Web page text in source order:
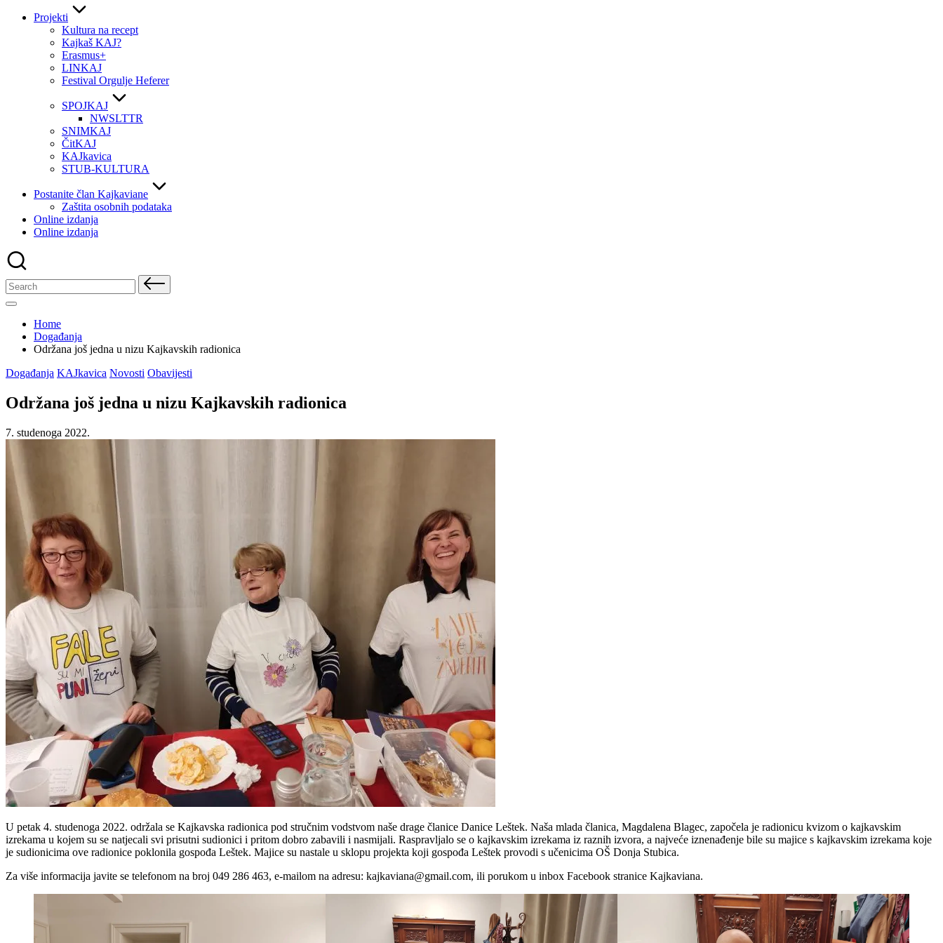
Projekti
Kultura na recept
Kajkaš KAJ?
Erasmus+
LINKAJ
Festival Orgulje Heferer
SPOJKAJ
NWSLTTR
SNIMKAJ
ČitKAJ
KAJkavica
STUB-KULTURA
Postanite član Kajkaviane
Zaštita osobnih podataka
Online izdanja
Online izdanja
Search
for:
Home
Događanja
Održana još jedna u nizu Kajkavskih radionica
Posted
Događanja KAJkavica Novosti Obavijesti
Održana još jedna u nizu Kajkavskih radionica
7. studenoga 2022.
U petak 4. studenoga 2022. održala se Kajkavska radionica pod stručnim vodstvom naše drage članice Danice Leštek. Naša mlada članica, Magdalena Blagec, započela je radionicu kvizom o kajkavskim
izrekama u kojem su se natjecali svi prisutni sudionici i pritom dobro zabavili i nasmijali. Raspravljalo se o kajkavskim izrekama iz raznih izvora, a najveće iznenađenje bile su majice s kajkavskim izrekama koje
je sudionicima ove radionice poklonila gospođa Leštek. Majice su nastale u sklopu projekta koji gospođa Leštek provodi s učenicima OŠ Donja Stubica.
Za više informacija javite se telefonom na broj 049 286 463, e-mailom na adresu: kajkaviana@gmail.com, ili porukom u inbox Facebook stranice Kajkaviana.